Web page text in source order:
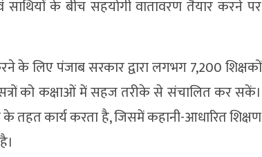
के बीच सहयोगी वातावरण तैयार करने पर
के लिए पंजाब सरकार द्वारा लगभग 7,200 शिक्षकों
को कक्षाओं में सहज तरीके से संचालित कर सकें।
तहत कार्य करता है, जिसमें कहानी-आधारित शिक्षण